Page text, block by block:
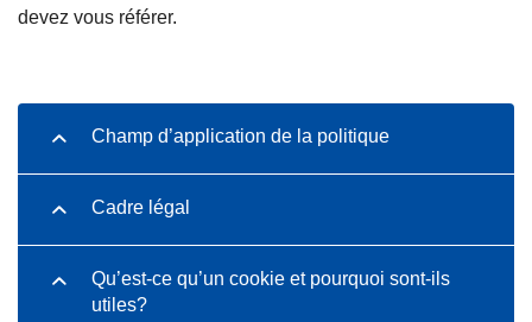
devez vous référer.
Champ d’application de la politique
Cadre légal
Qu’est-ce qu’un cookie et pourquoi sont-ils
utiles?